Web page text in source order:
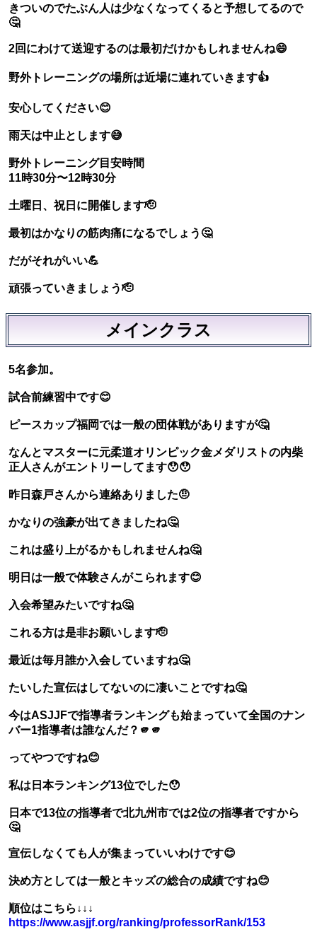
きついのでたぶん人は少なくなってくると予想してるので
🤔
2回にわけて送迎するのは最初だけかもしれませんね😄
野外トレーニングの場所は近場に連れていきます👍
安心してください😊
雨天は中止とします😅
野外トレーニング目安時間
11時30分〜12時30分
土曜日、祝日に開催します🫡
最初はかなりの筋肉痛になるでしょう🤔
だがそれがいい💪
頑張っていきましょう🫡
メインクラス
5名参加。
試合前練習中です😊
ピースカップ福岡では一般の団体戦がありますが🤔
なんとマスターに元柔道オリンピック金メダリストの内柴
正人さんがエントリーしてます😯😯
昨日森戸さんから連絡ありました🤨
かなりの強豪が出てきましたね🤔
これは盛り上がるかもしれませんね🤔
明日は一般で体験さんがこられます😊
入会希望みたいですね🤔
これる方は是非お願いします🫡
最近は毎月誰か入会していますね🤔
たいした宣伝はしてないのに凄いことですね🤔
今はASJJFで指導者ランキングも始まっていて全国のナン
バー1指導者は誰なんだ？🫵🫵
ってやつですね😊
私は日本ランキング13位でした😯
日本で13位の指導者で北九州市では2位の指導者ですから
🤔
宣伝しなくても人が集まっていいわけです😊
決め方としては一般とキッズの総合の成績ですね😊
順位はこちら↓↓↓
https://www.asjjf.org/ranking/professorRank/153